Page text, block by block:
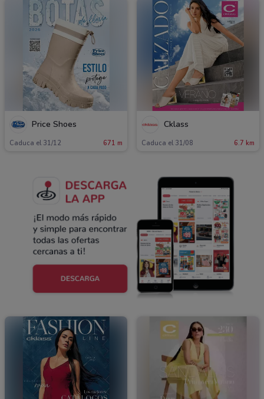
Price Shoes
Caduca el 31/12 671 m
Cklass
Caduca el 31/08 6.7 km